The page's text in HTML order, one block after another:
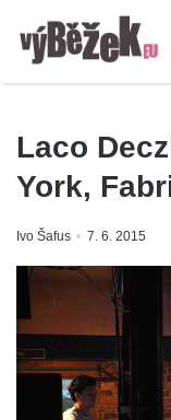
Laco
York,
Ivo Šafus 7. 6. 2015